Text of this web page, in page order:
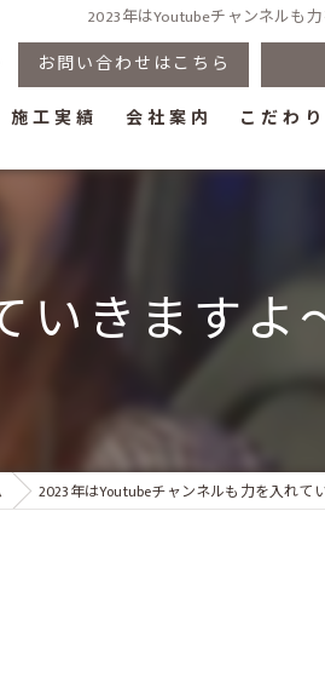
2023年はYoutubeチャンネルも
お問い合わせはこちら
施工実績 会社案内 こだわり
きますよ
2023年はYoutubeチャンネルも力を入れて